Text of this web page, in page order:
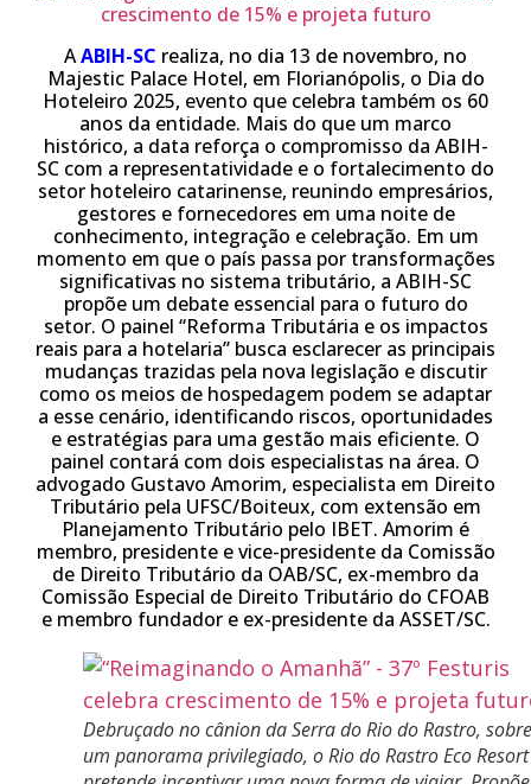
AABIH-SC realiza, no dia 13 de novembro, no
Majestic Palace Hotel, em Florianópolis, o Dia do
Hoteleiro 2025, evento que celebra também os 60
anos da entidade. Mais do que um marco
histórico, a data reforça o compromisso da ABIH-
SC com a representatividade e o fortalecimento do
setor hoteleiro catarinense, reunindo empresários,
gestores e fornecedores em uma noite de
conhecimento, integração e celebração. Em um
momento em que o país passa por transformações
significativas no sistema tributário, a ABIH-SC
propõe um debate essencial para o futuro do
setor. O painel “Reforma Tributária e os impactos
reais para a hotelaria” busca esclarecer as principais
mudanças trazidas pela nova legislação e discutir
como os meios de hospedagem podem se adaptar
a esse cenário, identificando riscos, oportunidades
e estratégias para uma gestão mais eficiente. O
painel contará com dois especialistas na área. O
advogado Gustavo Amorim, especialista em Direito
Tributário pela UFSC/Boiteux, com extensão em
Planejamento Tributário pelo IBET. Amorim é
membro, presidente e vice-presidente da Comissão
de Direito Tributário da OAB/SC, ex-membro da
Comissão Especial de Direito Tributário do CFOAB
e membro fundador e ex-presidente da ASSET/SC.
Debruçado no cânion da Serra do Rio do Rastro, sobre
um panorama privilegiado, o Rio do Rastro Eco Resort